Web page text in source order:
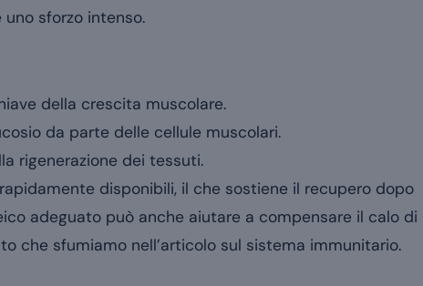
sforzo intenso.
della crescita muscolare.
da parte delle cellule muscolari.
rigenerazione dei tessuti.
disponibili, il che sostiene il recupero dopo
adeguato può anche aiutare a compensare il calo di
che sfumiamo nell’articolo sul sistema immunitario.